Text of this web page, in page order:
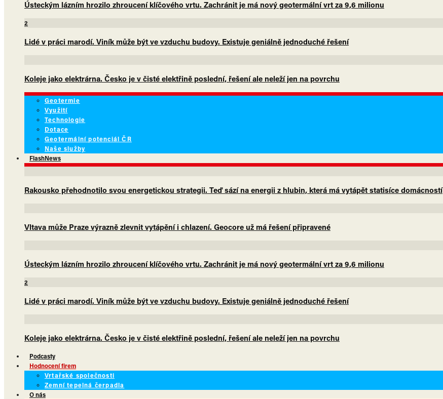
Ústeckým lázním hrozilo zhroucení klíčového vrtu. Zachránit je má nový geotermální vrt za 9,6 milionu
2
Lidé v práci marodí. Viník může být ve vzduchu budovy. Existuje geniálně jednoduché řešení
Koleje jako elektrárna. Česko je v čisté elektřině poslední, řešení ale neleží jen na povrchu
Geotermie
Využití
Technologie
Dotace
Geotermální potenciál ČR
Naše služby
FlashNews
Rakousko přehodnotilo svou energetickou strategii. Teď sází na energii z hlubin, která má vytápět statisíce domácností
Vltava může Praze výrazně zlevnit vytápění i chlazení. Geocore už má řešení připravené
Ústeckým lázním hrozilo zhroucení klíčového vrtu. Zachránit je má nový geotermální vrt za 9,6 milionu
2
Lidé v práci marodí. Viník může být ve vzduchu budovy. Existuje geniálně jednoduché řešení
Koleje jako elektrárna. Česko je v čisté elektřině poslední, řešení ale neleží jen na povrchu
Podcasty
Hodnocení firem
Vrtařské společnosti
Zemní tepelná čerpadla
O nás